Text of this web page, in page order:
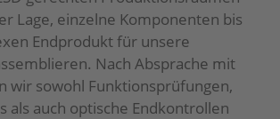
Lage, einzelne Komponenten bis
Endprodukt für unsere
Nach Absprache mit
wir sowohl Funktionsprüfungen,
als auch optische Endkontrollen